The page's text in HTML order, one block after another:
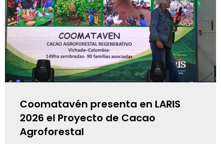
Coomatavén presenta en LARIS
2026 el Proyecto de Cacao
Agroforestal